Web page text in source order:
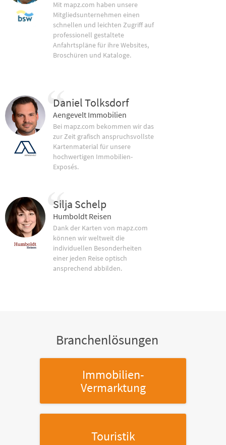
Mit mapz.com haben unsere
Mitgliedsunternehmen einen
schnellen und leichten Zugriff auf
professionell gestaltete
Anfahrtspläne für ihre Websites,
Broschüren und Kataloge.
Daniel Tolksdorf
Aengevelt Immobilien
Bei mapz.com bekommen wir das
zur Zeit grafisch anspruchsvollste
Kartenmaterial für unsere
hochwertigen Immobilien-
Exposés.
Silja Schelp
Humboldt Reisen
Dank der Karten von mapz.com
können wir weltweit die
individuellen Besonderheiten
einer jeden Reise optisch
ansprechend abbilden.
Branchenlösungen
Immobilien-
Vermarktung
Touristik